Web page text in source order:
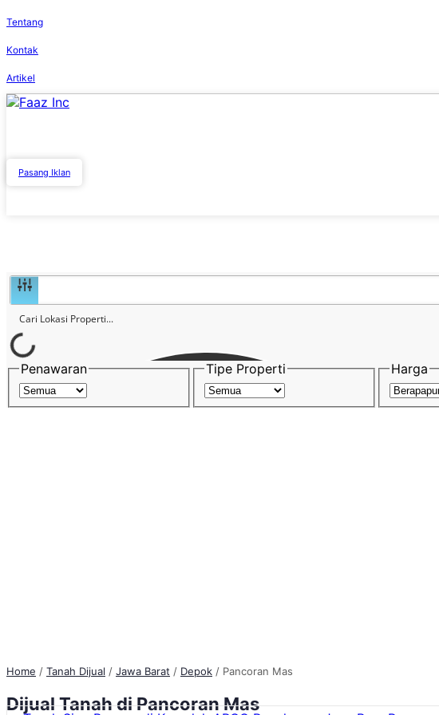
Tentang
Kontak
Artikel
Pasang Iklan
Penawaran
Tipe Properti Harga
Home / Tanah Dijual / Jawa Barat / Depok / Pancoran Mas
DijualTanahdi Pancoran Mas